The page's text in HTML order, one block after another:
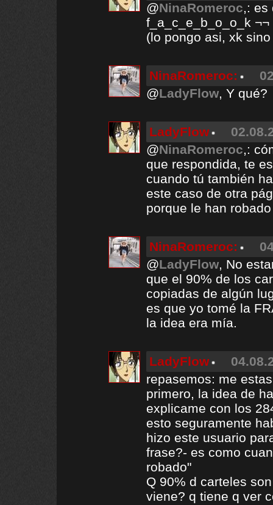
@NinaRomeroc,: es
f_a_c_e_b_o_o_k ¬¬
(lo pongo asi, xk
NinaRomeroc:
@LadyFlow, Y qué?
LadyFlow
@NinaRomeroc,:
que respondida, te
cuando tú también
este caso de otra
porque le han robado
NinaRomeroc:
@LadyFlow, No
que el 90% de los
copiadas de algún
es que yo tomé la
la idea era mía.
LadyFlow
repasemos: me
primero, la idea de
explicame con los
esto seguramente
hizo este usuario
frase?- es como
robado"
Q 90% d carteles
viene? q tiene q ver